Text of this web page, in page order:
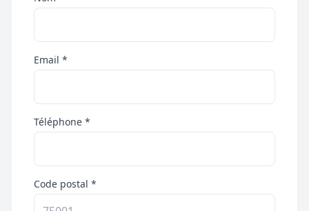
Email *
Téléphone *
Code postal *